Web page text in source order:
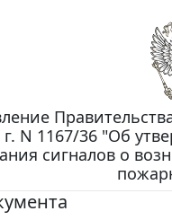
г. N 1167/36 "Об
сигналов о